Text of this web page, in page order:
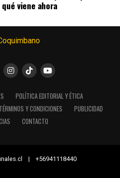
viene ahora
POLÍTICA EDITORIAL Y ÉTICA
TÉRMINOS Y CONDICIONES
PUBLICIDAD
CONTACTO
| +56941118440